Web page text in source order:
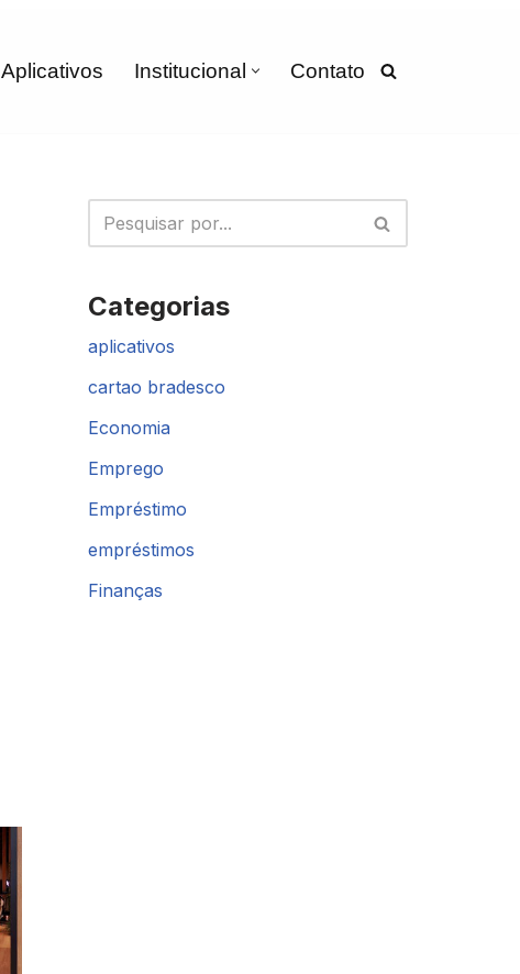
Aplicativos Institucional Contato
Categorias
aplicativos
cartao bradesco
Economia
Emprego
Empréstimo
empréstimos
Finanças